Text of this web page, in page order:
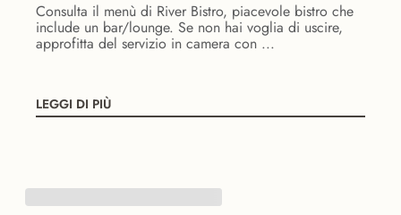
Consulta il menù di River Bistro, piacevole bistro che
include un bar/lounge. Se non hai voglia di uscire,
approfitta del servizio in camera con ...
LEGGI DI PIÙ